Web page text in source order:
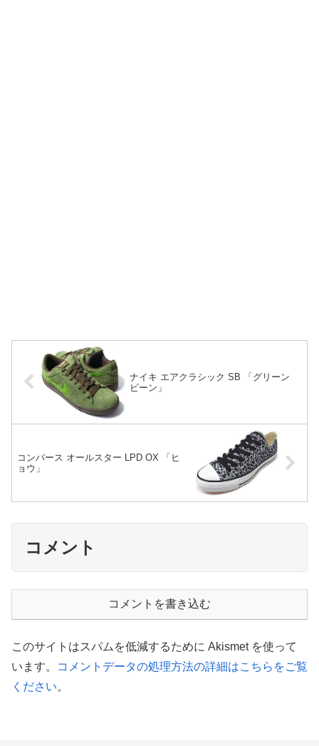
ナイキ エアクラシック SB 「グリーン
ビーン」
コンバース オールスター LPD OX 「ヒ
ョウ」
コメント
コメントを書き込む
このサイトはスパムを低減するために Akismet を使って
います。
コメントデータの処理方法の詳細はこちらをご覧
ください。